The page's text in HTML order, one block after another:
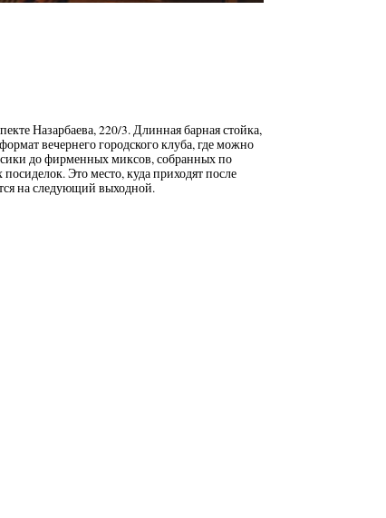
Назарбаева, 220/3. Длинная барная стойка,
вечернего городского клуба, где можно
до фирменных миксов, собранных по
Это место, куда приходят после
на следующий выходной.